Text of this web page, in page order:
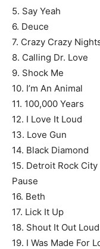
5. Say Yeah
6. Deuce
7. Crazy Crazy
8. Calling Dr. Love
9. Shock Me
10. I’m An Animal
11. 100,000 Years
12. I Love It Loud
13. Love Gun
14. Black Diamond
15. Detroit Rock City
Pause
16. Beth
17. Lick It Up
18. Shout It Out Loud
19. I Was Made For